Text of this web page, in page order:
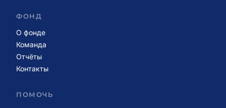
ФОНД
О фонде
Команда
Отчёты
Контакты
ПОМОЧЬ